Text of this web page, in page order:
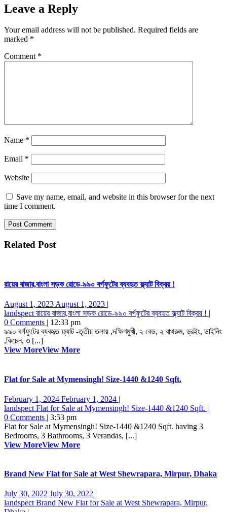
Leave a Reply
Your email address will not be published. Required fields are
marked *
Comment *
Name *
Email *
Website
Save my name, email, and website in this browser for the next
time I comment.
Related Post
রায়ের বাজার,বাংলা সড়ক রোডে-৯৯০ বর্গফুটের ব্যবহৃত ফ্ল্যাট বিক্রয় !
August 1, 2023August 1, 2023 |
landspectরায়ের বাজার,বাংলা সড়ক রোডে-৯৯০ বর্গফুটের ব্যবহৃত ফ্ল্যাট বিক্রয় ! |
0 Comments | 12:33 pm
৯৯০ বর্গফুটের ব্যবহৃত ফ্ল্যাট -তৃতীয় তলায় ,দক্ষিণমুখী, ২ বেড, ২ বাথরুম, ড্রইং, ডাইনিং
,কিচেন, ৩ [...]
View MoreView More
Flat for Sale at Mymensingh! Size-1440 &1240 Sqft.
February 1, 2024 February 1, 2024 |
landspect Flat for Sale at Mymensingh! Size-1440 &1240 Sqft. |
0 Comments | 3:53 pm
Flat for Sale at Mymensingh! Size-1440 &1240 Sqft. having 3
Bedrooms, 3 Bathrooms, 3 Verandas, [...]
View MoreView More
Brand New Flat for Sale at West Shewrapara, Mirpur, Dhaka
July 30, 2022 July 30, 2022
landspectBrand New Flat for Sale at West Shewrapara, Mirpur,